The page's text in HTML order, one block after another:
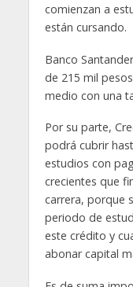
comienzan a
están cursando.
Banco
de 215 mil
medio con una
Por su parte,
podrá cubrir
estudios con
crecientes que
carrera, porque
periodo de
este crédito y
abonar capital